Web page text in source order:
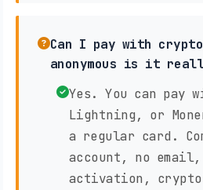
Can I pay with
anonymous is it
Yes. You can pay
Lightning, or
a regular card.
account, no
activation, crypto